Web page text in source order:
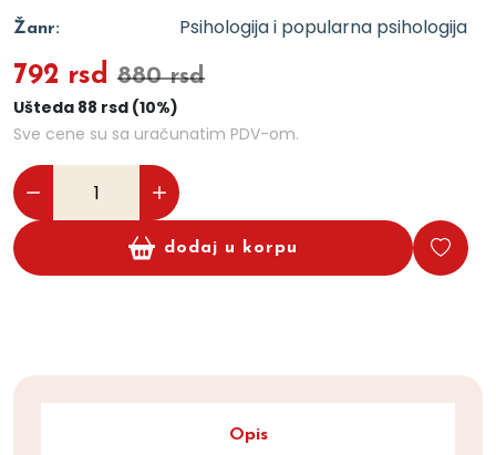
Žanr: Psihologija i popularna psihologija
792 rsd 880 rsd
Ušteda 88 rsd (10%)
Sve cene su sa uračunatim PDV-om.
dodaj u korpu
Opis